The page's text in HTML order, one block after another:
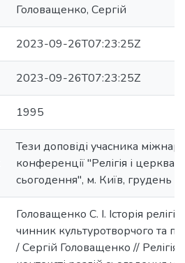
Головащенко, Сергій
2023-09-26T07:23:25Z
2023-09-26T07:23:25Z
1995
Тези доповіді учасника
конференції "Релігія і церква
сьогодення", м. Київ, грудень
Головащенко С. І. Історія релігії
чинник культуротворчого та
/ Сергій Головащенко // Релігія